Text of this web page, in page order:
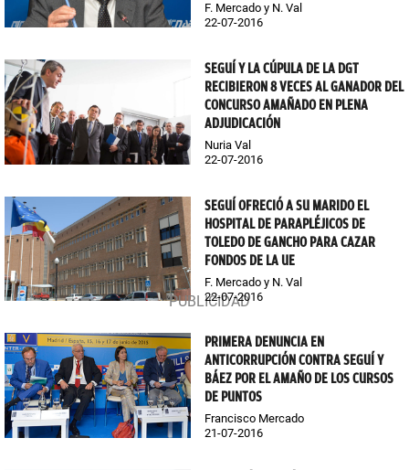
F. Mercado y N. Val
22-07-2016
SEGUÍ Y LA CÚPULA DE LA DGT
RECIBIERON 8 VECES AL GANADOR DEL
CONCURSO AMAÑADO EN PLENA
ADJUDICACIÓN
Nuria Val
22-07-2016
SEGUÍ OFRECIÓ A SU MARIDO EL
HOSPITAL DE PARAPLÉJICOS DE
TOLEDO DE GANCHO PARA CAZAR
FONDOS DE LA UE
F. Mercado y N. Val
22-07-2016
PRIMERA DENUNCIA EN
ANTICORRUPCIÓN CONTRA SEGUÍ Y
BÁEZ POR EL AMAÑO DE LOS CURSOS
DE PUNTOS
Francisco Mercado
21-07-2016